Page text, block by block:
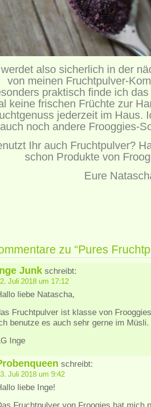
also sicherlich in der
von meinen Fruchtpulver-
praktisch finde ich
keine frischen Früchte zur
jederzeit im Haus.
auch noch andere Frooggies-
Ihr auch Fruchtpulver?
schon Produkte von
Eure
zu “Pures
Junk schreibt:
Juli 2018 um 17:12
liebe Natascha,
Fruchtpulver ist klasse von
benutze es auch sehr gerne im
Inge
schreibt:
Juli 2018 um 9:42
liebe Inge!